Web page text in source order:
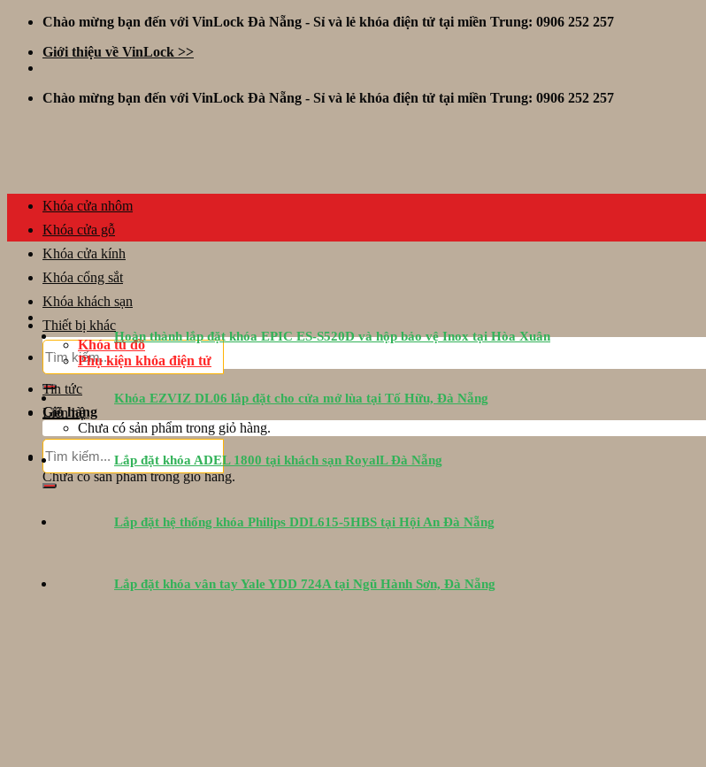
Skip
content
Chào mừng bạn đến với VinLock Đà Nẵng - Sỉ và lẻ khóa điện tử tại miền Trung: 0906 252 257
Giới thiệu về VinLock >>
Chào mừng bạn đến với VinLock Đà Nẵng - Sỉ và lẻ khóa điện tử tại miền Trung: 0906 252 257
Tìm
kiếm:
Giỏ hàng
Chưa có sản phẩm trong giỏ hàng.
Giỏ hàng
Chưa có sản phẩm trong giỏ hàng.
Khóa cửa nhôm
Khóa cửa gỗ
Khóa cửa kính
Khóa cổng sắt
Khóa khách sạn
Thiết bị khác
Khóa tủ đồ
Phụ kiện khóa điện tử
Tin tức
Liên hệ
Tìm
kiếm:
Hoàn thành lắp đặt khóa EPIC ES-S520D và hộp bảo vệ Inox tại Hòa Xuân
Khóa EZVIZ DL06 lắp đặt cho cửa mở lùa tại Tố Hữu, Đà Nẵng
Lắp đặt khóa ADEL 1800 tại khách sạn RoyalL Đà Nẵng
Lắp đặt hệ thống khóa Philips DDL615-5HBS tại Hội An Đà Nẵng
Lắp đặt khóa vân tay Yale YDD 724A tại Ngũ Hành Sơn, Đà Nẵng